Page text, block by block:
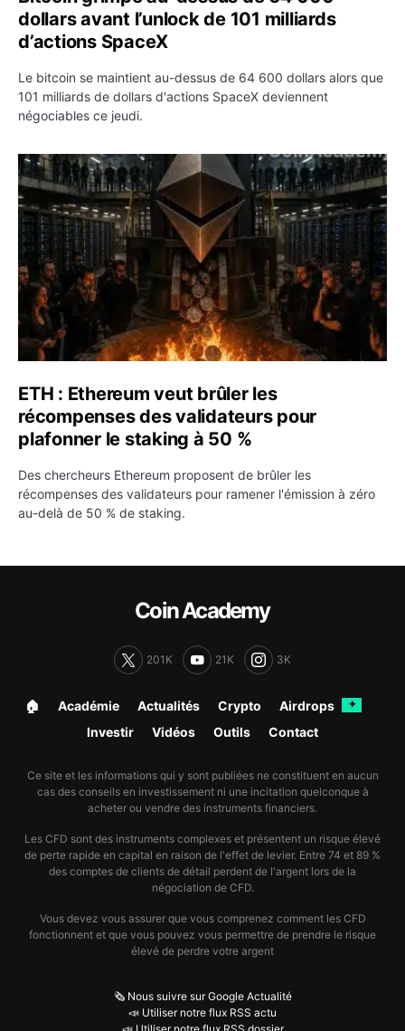
dollars avant l’unlock de 101 milliards
d’actions SpaceX
Le bitcoin se maintient au-dessus de 64 600 dollars alors que
101 milliards de dollars d'actions SpaceX deviennent
négociables ce jeudi.
ETH : Ethereum veut brûler les récompenses des
ETH : Ethereum veut brûler les
récompenses des validateurs pour
plafonner le staking à 50 %
Des chercheurs Ethereum proposent de brûler les
récompenses des validateurs pour ramener l'émission à zéro
au-delà de 50 % de staking.
Coin Academy
201K 21K 3K
🏠︎ Académie Actualités Crypto Airdrops ✦
Investir Vidéos Outils Contact
Ce site et les informations qui y sont publiées ne constituent en aucun
cas des conseils en investissement ni une incitation quelconque à
acheter ou vendre des instruments financiers.
Les CFD sont des instruments complexes et présentent un risque élevé
de perte rapide en capital en raison de l'effet de levier. Entre 74 et 89 %
des comptes de clients de détail perdent de l'argent lors de la
négociation de CFD.
Vous devez vous assurer que vous comprenez comment les CFD
fonctionnent et que vous pouvez vous permettre de prendre le risque
élevé de perdre votre argent
🗞️ Nous suivre sur Google Actualité
📣 Utiliser notre flux RSS actu